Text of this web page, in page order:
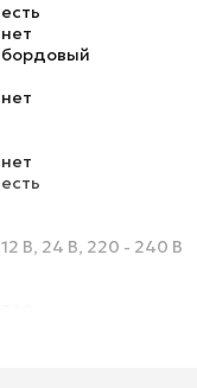
есть
нет
бордовый
нет
нет
есть
12 В, 24 В, 220 - 240 В